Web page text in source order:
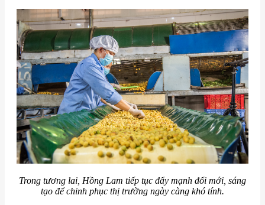
Trong tương lai, Hồng Lam tiếp tục đẩy mạnh đổi mới, sáng
tạo để chinh phục thị trường ngày càng khó tính.